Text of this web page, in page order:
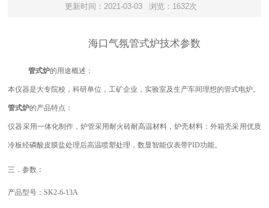
更新时间：2021-03-03 浏览：1632次
海口气氛管式炉技术参数
管式炉的用途概述：
本仪器是大专院校，科研单位，工矿企业，实验室及生产车间理想的管式电炉。
管式炉的产品特点：
仪器采用一体化制作， 炉管采用耐火砖耐高温材料，炉壳材料：外箱壳采用优质
冷板经磷酸皮膜盐处理后高温喷塑处理，数显智能仪表带PID功能。
三．参数：
产品型号：SK2-6-13A